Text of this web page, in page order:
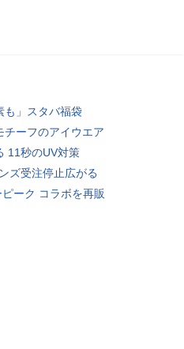
も」スタバ福袋
チーフのアイウエア
11秒のUV対策
ズ受注停止広がる
ーク コラボを再販